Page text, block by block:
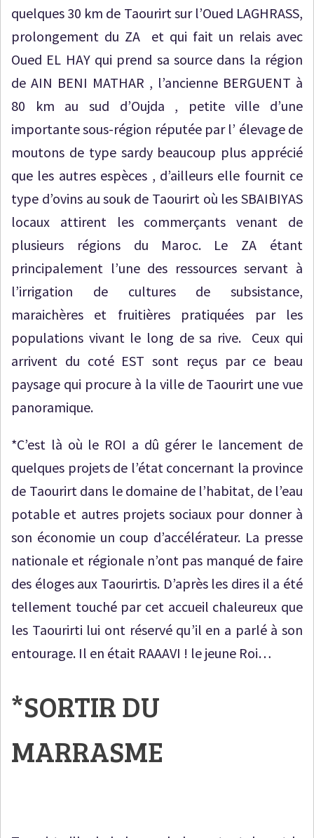
quelques 30 km de Taourirt sur l’Oued LAGHRASS,
prolongement du ZA et qui fait un relais avec
Oued EL HAY qui prend sa source dans la région
de AIN BENI MATHAR , l’ancienne BERGUENT à
80 km au sud d’Oujda , petite ville d’une
importante sous-région réputée par l’ élevage de
moutons de type sardy beaucoup plus apprécié
que les autres espèces , d’ailleurs elle fournit ce
type d’ovins au souk de Taourirt où les SBAIBIYAS
locaux attirent les commerçants venant de
plusieurs régions du Maroc. Le ZA étant
principalement l’une des ressources servant à
l’irrigation de cultures de subsistance,
maraichères et fruitières pratiquées par les
populations vivant le long de sa rive. Ceux qui
arrivent du coté EST sont reçus par ce beau
paysage qui procure à la ville de Taourirt une vue
panoramique.
*C’est là où le ROI a dû gérer le lancement de
quelques projets de l’état concernant la province
de Taourirt dans le domaine de l’habitat, de l’eau
potable et autres projets sociaux pour donner à
son économie un coup d’accélérateur. La presse
nationale et régionale n’ont pas manqué de faire
des éloges aux Taourirtis. D’après les dires il a été
tellement touché par cet accueil chaleureux que
les Taourirti lui ont réservé qu’il en a parlé à son
entourage. Il en était RAAAVI ! le jeune Roi…
*SORTIR DU
MARRASME